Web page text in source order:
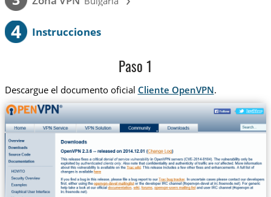
4 Instrucciones
Paso 1
Descargue el documento oficial Cliente OpenVPN.